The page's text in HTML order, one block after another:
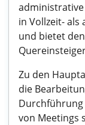
administrative
in Vollzeit-
und bietet
Zu den
die
Durchführung
von Meetings